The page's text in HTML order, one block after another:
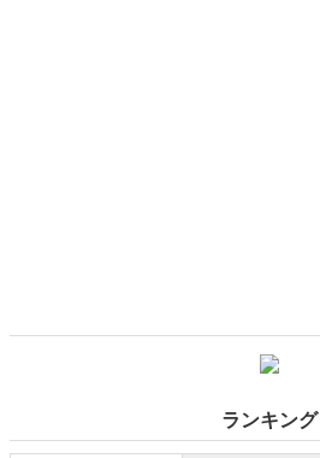
ランキング